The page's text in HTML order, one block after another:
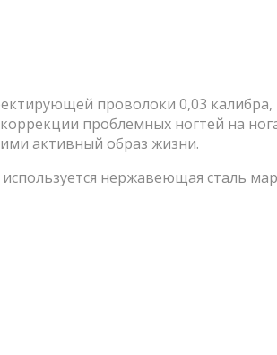
проволоки 0,03
проблемных ногтей на
активный образ жизни.
нержавеющая сталь